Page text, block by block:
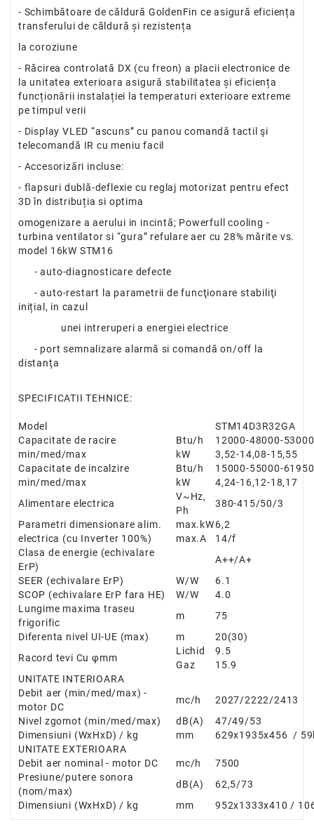
- Schimbătoare de căldură GoldenFin ce asigură eficiența
transferului de căldură și rezistența
la coroziune
- Răcirea controlată DX (cu freon) a placii electronice de
la unitatea exterioara asigură stabilitatea și eficiența
funcționării instalației la temperaturi exterioare extreme
pe timpul verii
- Display VLED “ascuns” cu panou comandă tactil şi
telecomandă IR cu meniu facil
- Accesorizări incluse:
- flapsuri dublă-deflexie cu reglaj motorizat pentru efect
3D în distribuția si optima
omogenizare a aerului in incintă; Powerfull cooling -
turbina ventilator si “gura” refulare aer cu 28% mărite vs.
model 16kW STM16
- auto-diagnosticare defecte
- auto-restart la parametrii de funcţionare stabiliţi
inițial, in cazul
unei intreruperi a energiei electrice
- port semnalizare alarmă si comandă on/off la
distanţa
SPECIFICATII TEHNICE:
Model
STM14D3R32GA
Capacitate de racire
min/med/max
Btu/h 12000-48000-53000
kW
3,52-14,08-15,55
Capacitate de incalzire
min/med/max
Btu/h 15000-55000-61950
kW
4,24-16,12-18,17
Alimentare electrica
V~Hz,
Ph
380-415/50/3
Parametri dimensionare alim.
electrica (cu Inverter 100%)
max.kW6,2
max.A
14/f
Clasa de energie (echivalare
ErP)
A++/A+
SEER (echivalare ErP)
W/W
6.1
SCOP (echivalare ErP fara HE)
W/W
4.0
Lungime maxima traseu
frigorific
m
75
Diferenta nivel UI-UE (max)
m
20(30)
Racord tevi Cuφmm
Lichid
9.5
Gaz
15.9
UNITATE INTERIOARA
Debit aer (min/med/max)-
motor DC
mc/h
2027/2222/2413
Nivel zgomot (min/med/max)
dB(A)
47/49/53
Dimensiuni (WxHxD) / kg
mm
629x1935x456 /
UNITATE EXTERIOARA
Debit aer nominal - motor DC mc/h
7500
Presiune/putere sonora
(nom/max)
dB(A)
62,5/73
Dimensiuni (WxHxD) / kg
mm 952x1333x410 /